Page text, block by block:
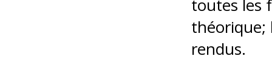
toutes les
théorique;
rendus.